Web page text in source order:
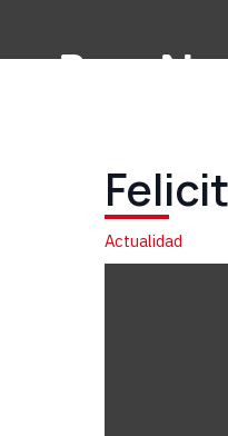
Actualidad